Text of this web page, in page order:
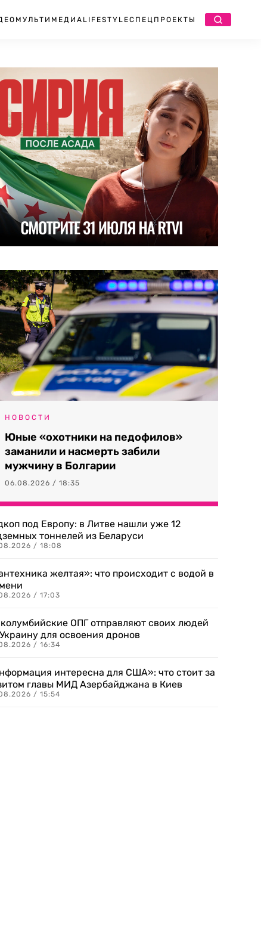
МУЛЬТИМЕДИА LIFESTYLEСПЕЦПРОЕКТЫ
НОВОСТИ
Юные «охотники на педофилов»
заманили и насмерть забили
мужчину в Болгарии
06.08.2026 / 18:35
под Европу: в Литве нашли уже 12
тоннелей из Беларуси
/ 18:08
желтая»: что происходит с водой в
/ 17:03
колумбийские ОПГ отправляют своих людей
для освоения дронов
/ 16:34
интересна для США»: что стоит за
главы МИД Азербайджана в Киев
/ 15:54